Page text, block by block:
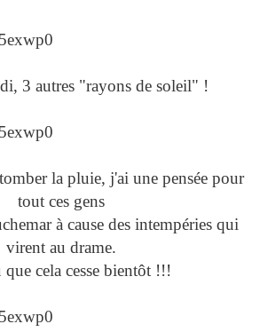
3 autres "rayons de soleil" !
la pluie, j'ai une pensée pour
tout ces gens
à cause des intempéries qui
virent au drame.
cela cesse bientôt !!!